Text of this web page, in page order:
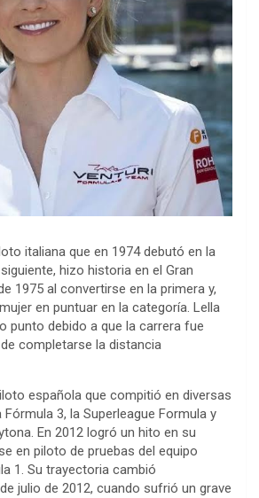
italiana que en 1974 debutó en la
hizo historia en el Gran
1975 al convertirse en la primera y,
en puntuar en la categoría. Lella
punto debido a que la carrera fue
completarse la distancia
española que compitió en diversas
3, la Superleague Formula y
En 2012 logró un hito en su
en piloto de pruebas del equipo
1. Su trayectoria cambió
julio de 2012, cuando sufrió un grave